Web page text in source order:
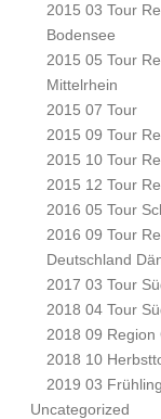
2015 03 Tour
Bodensee
2015 05 Tour
Mittelrhein
2015 07 Tour
2015 09 Tour
2015 10 Tour
2015 12 Tour
2016 05 Tour
2016 09 Tour
Deutschland
2017 03 Tour
2018 04 Tour
2018 09 Region
2018 10
2019 03
Uncategorized